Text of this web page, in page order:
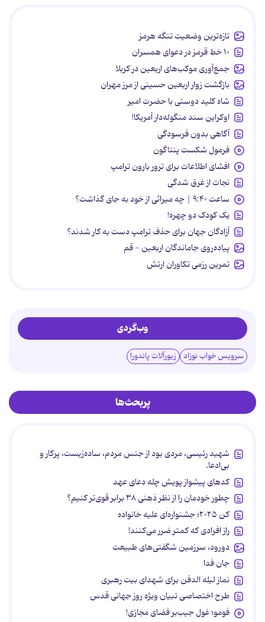
تازه‌ترین وضعیت تنگه هرمز
۱۰ خط قرمز در دعوای همسران
جمع‌آوری موکب‌های اربعین در کربلا
بازگشت زوار اربعین حسینی از مرز مهران
شاه کلید دوستی با حضرت امیر
اوکراین سند منگوله‌دار آمریکا!
آگاهی بدون فرسودگی
فرمول شکست پنتاگون
افشای اطلاعات برای ترور بارون ترامپ
نجات از غرق شدگی
ساعت ۹:۴۰ | چه میراثی از خود به جای گذاشت؟
یک کودک دو چهره!
آزادگان جهان برای حذف ترامپ دست به کار شدند؟
پیاده‌روی جاماندگان اربعین - قم
تمرین رزمی تکاوران ارتش
وب‌گردی
سرویس خواب نوزاد زیورآلات پاندورا
پربحث‌ها
شهید رئیسی، مردی بود از جنس مردم، ساده‌زیست، پرکار و
بی‌ادعا.
کدهای پیشواز پویش چله دعای عهد
چطور خودمان را از نظر ذهنی ۳۸ برابر قوی‌تر کنیم؟
کن ۲۰۲۵؛ جشنواره‌ای علیه خانواده
راز افرادی که کمتر ضرر می‌کنند!
دورود، سرزمین شگفتی‌های طبیعت
جان فدا
نماز لیله الدفن برای شهدای بیت رهبری
طرح اختصاصی تبیان ویژه روز جهانی قدس
فومو؛ غول جیب‌بر فضای مجازی!